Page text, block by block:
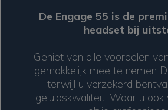
De Engage 55 is de
headset bij
Geniet van alle voordelen
gemakkelijk mee te nemen
terwijl u verzekerd bent
geluidskwaliteit. Waar u ook